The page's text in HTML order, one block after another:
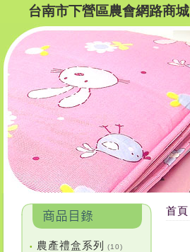
台南市下營區農會網路商城
• 農產禮盒系列 (10)
首頁